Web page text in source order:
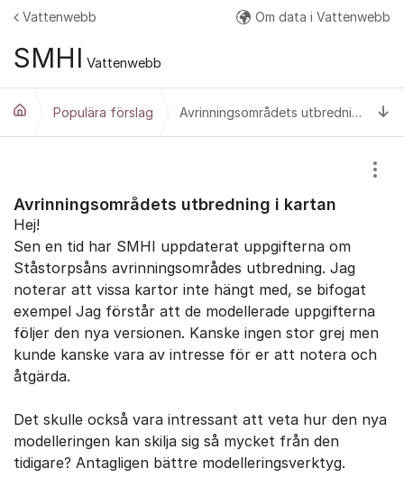
Hoppa till innehåll
SMHI Vattenwebb
Vattenwebb Om data i Vattenwebb
Populära förslag Avrinningsområdets utbredning i kartan
Avrinningsområdets utbredning i kartan
Hej!
Sen en tid har SMHI uppdaterat uppgifterna om
Ståstorpsåns avrinningsområdes utbredning. Jag
noterar att vissa kartor inte hängt med, se bifogat
exempel Jag förstår att de modellerade uppgifterna
följer den nya versionen. Kanske ingen stor grej men
kunde kanske vara av intresse för er att notera och
åtgärda.
Det skulle också vara intressant att veta hur den nya
modelleringen kan skilja sig så mycket från den
tidigare? Antagligen bättre modelleringsverktyg.